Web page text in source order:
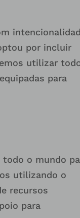
por incluir
utilizar
para
o mundo
utilizando o
recursos
para